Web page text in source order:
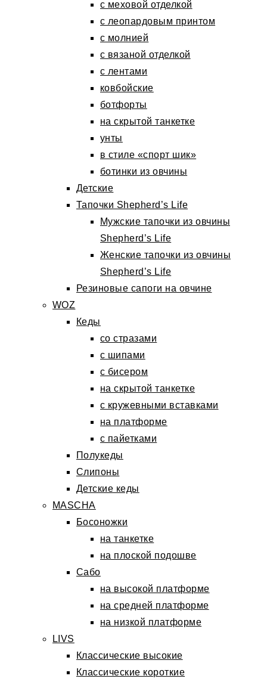
с меховой отделкой
с леопардовым принтом
с молнией
с вязаной отделкой
с лентами
ковбойские
ботфорты
на скрытой танкетке
унты
в стиле «спорт шик»
ботинки из овчины
Детские
Тапочки Shepherd’s Life
Мужские тапочки из овчины
Shepherd’s Life
Женские тапочки из овчины
Shepherd’s Life
Резиновые сапоги на овчине
WOZ
Кеды
со стразами
с шипами
с бисером
на скрытой танкетке
с кружевными вставками
на платформе
с пайетками
Полукеды
Слипоны
Детские кеды
MASCHA
Босоножки
на танкетке
на плоской подошве
Сабо
на высокой платформе
на средней платформе
на низкой платформе
LIVS
Классические высокие
Классические короткие